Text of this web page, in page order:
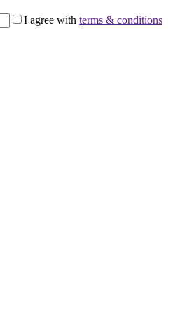
I agree with terms & conditions